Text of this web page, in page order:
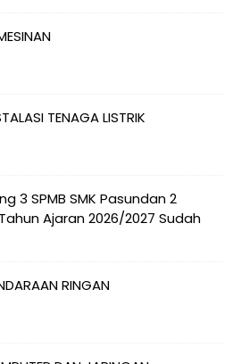
TENAGA LISTRIK
3 SPMB SMK Pasundan 2
Ajaran 2026/2027 Sudah
RINGAN